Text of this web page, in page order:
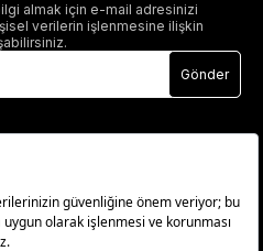
almak için e-mail adresinizi
verilerin işlenmesine ilişkin
Gönder
tüm hakları saklıdır.